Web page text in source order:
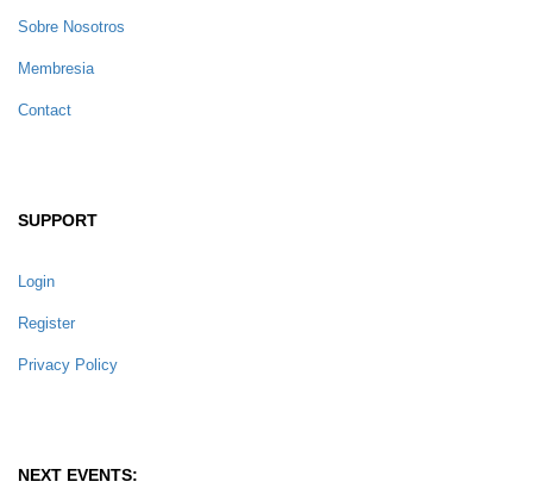
Sobre Nosotros
Membresia
Contact
SUPPORT
Login
Register
Privacy Policy
NEXT EVENTS: